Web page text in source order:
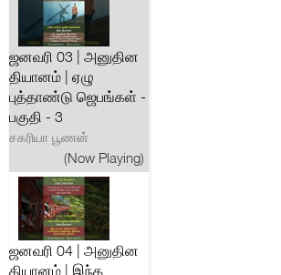
ஜனவரி 03 | அனுதின
தியானம் | ஏழு
புத்தாண்டு ஜெபங்கள் -
பகுதி - 3
சகரியா பூணன்
(Now Playing)
ஜனவரி 04 | அனுதின
தியானம் | இந்த